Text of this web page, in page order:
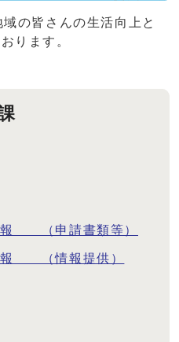
の皆さんの生活向上と
ります。
報 （申請書類等）
報 （情報提供）